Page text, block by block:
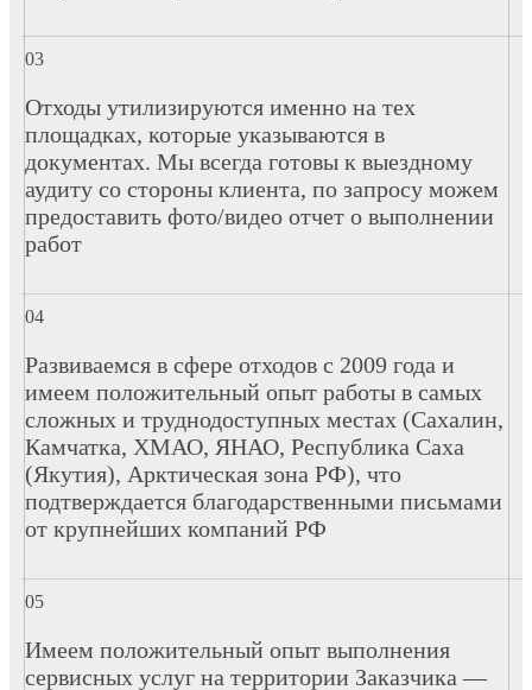
Отходы утилизируются именно на тех
площадках, которые указываются в
документах. Мы всегда готовы к выездному
аудиту со стороны клиента, по запросу можем
предоставить фото/видео отчет о выполнении
работ
Развиваемся в сфере отходов с 2009 года и
имеем положительный опыт работы в самых
сложных и труднодоступных местах (Сахалин,
Камчатка, ХМАО, ЯНАО, Республика Саха
(Якутия), Арктическая зона РФ), что
подтверждается благодарственными письмами
от крупнейших компаний РФ
Имеем положительный опыт выполнения
сервисных услуг на территории Заказчика —